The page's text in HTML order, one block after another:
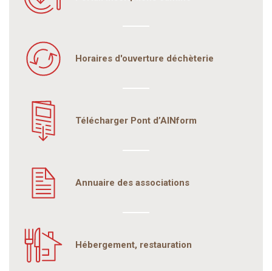
Horaires d'ouverture déchèterie
Télécharger Pont d’AINform
Annuaire des associations
Hébergement, restauration